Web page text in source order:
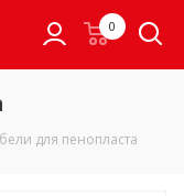
0
для пенопласта